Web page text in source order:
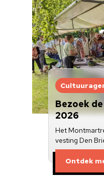
Bezoek
2026
Het
vesting Den
Ontdek